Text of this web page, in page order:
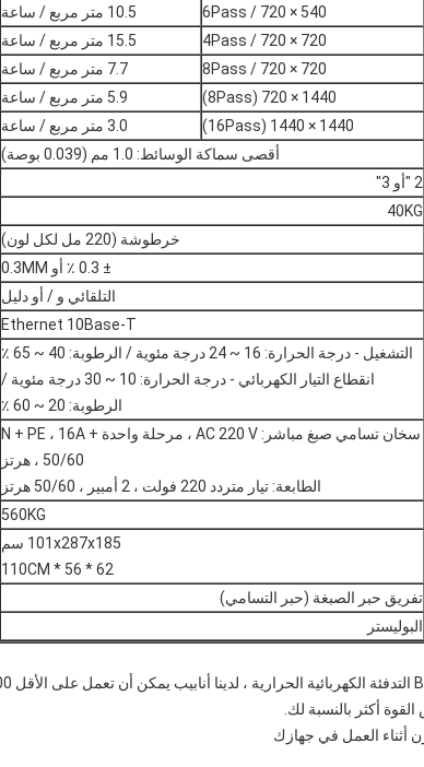
540 × 720 / 6Pass
10.5 متر مربع / ساعة
720 × 720 / 4Pass
15.5 متر مربع / ساعة
720 × 720 / 8Pass
7.7 متر مربع / ساعة
1440 × 720 (8Pass)
5.9 متر مربع / ساعة
1440 × 1440 (16Pass)
3.0 متر مربع / ساعة
أقصى سماكة الوسائط: 1.0 مم (0.039 بوصة)
2 "أو 3"
40KG
خرطوشة (220 مل لكل لون)
± 0.3 ٪ أو 0.3MM
التلقائي و / أو دليل
Ethernet 10Base-T
التشغيل - درجة الحرارة: 16 ~ 24 درجة مئوية / الرطوبة: 40 ~ 65 ٪
انقطاع التيار الكهربائي - درجة الحرارة: 10 ~ 30 درجة مئوية /
الرطوبة: 20 ~ 60 ٪
سخان تسامي صبغ مباشر: AC 220 V ، مرحلة واحدة + N + PE ، 16A
، 50/60 هرتز
الطابعة: تيار متردد 220 فولت ، 2 أمبير ، 50/60 هرتز
560KG
101x287x185 سم
62 * 56 * 110CM
تفريق حبر الصبغة (حبر التسامي)
البوليستر